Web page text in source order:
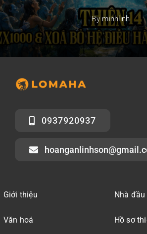
By minhlinh
0937920937
Giới thiệu
Văn hoá
Nhà
Hồ sơ